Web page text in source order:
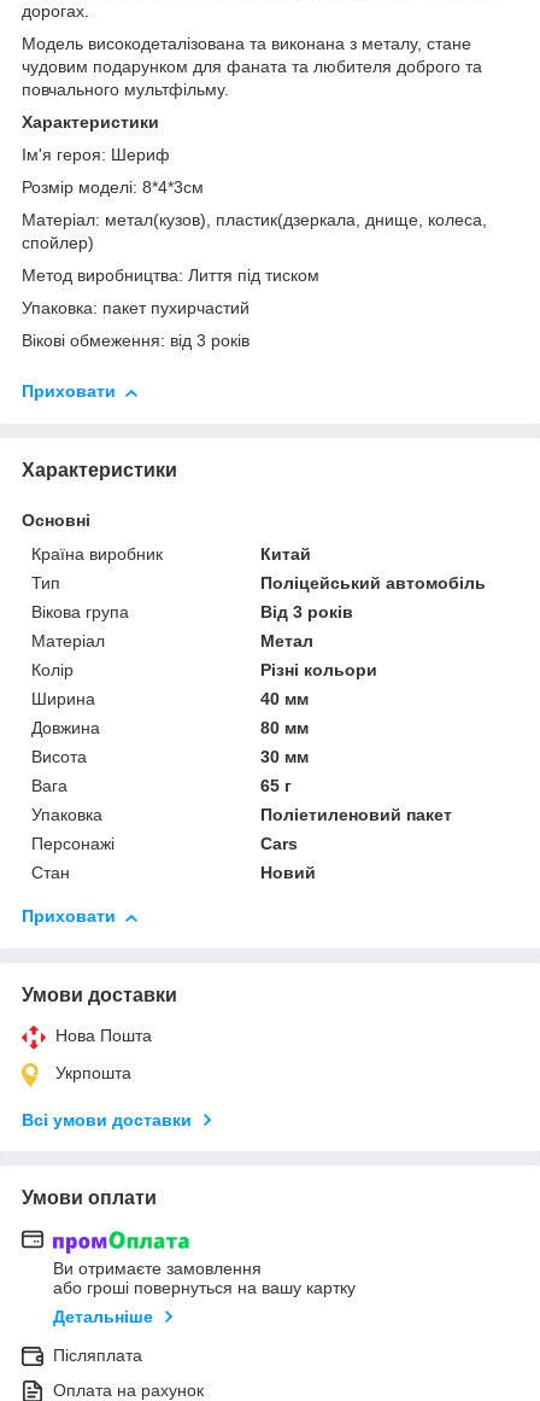
дорогах.
Модель високодеталізована та виконана з металу, стане
чудовим подарунком для фаната та любителя доброго та
повчального мультфільму.
Характеристики
Ім'я героя: Шериф
Розмір моделі: 8*4*3см
Матеріал: метал(кузов), пластик(дзеркала, днище, колеса,
спойлер)
Метод виробництва: Лиття під тиском
Упаковка: пакет пухирчастий
Вікові обмеження: від 3 років
Приховати
Характеристики
Основні
Країна виробник
Китай
Тип
Поліцейський автомобіль
Вікова група
Від 3 років
Матеріал
Метал
Колір
Різні кольори
Ширина
40 мм
Довжина
80 мм
Висота
30 мм
Вага
65 г
Упаковка
Поліетиленовий пакет
Персонажі
Cars
Стан
Новий
Приховати
Умови доставки
Нова Пошта
Укрпошта
Всі умови доставки
Умови оплати
Ви отримаєте замовлення
або гроші повернуться на вашу картку
Детальніше
Післяплата
Оплата на рахунок